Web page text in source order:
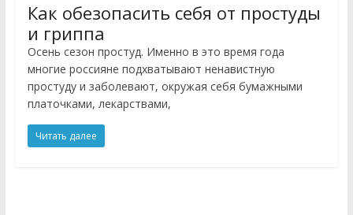
Как обезопасить себя от простуды
и гриппа
Осень сезон простуд. Именно в это время года
многие россияне подхватывают ненавистную
простуду и заболевают, окружая себя бумажными
платочками, лекарствами,
Читать далее